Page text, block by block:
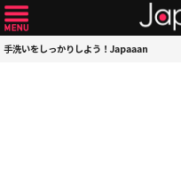
手洗いをしっかりしよう！Japaaan